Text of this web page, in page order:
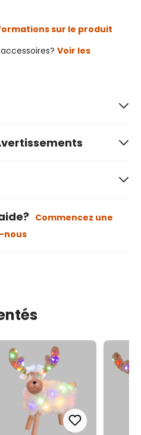
sur le produit
Voir les
Commencez une
nous